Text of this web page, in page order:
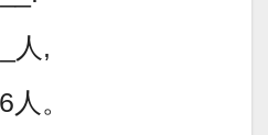
人,
。